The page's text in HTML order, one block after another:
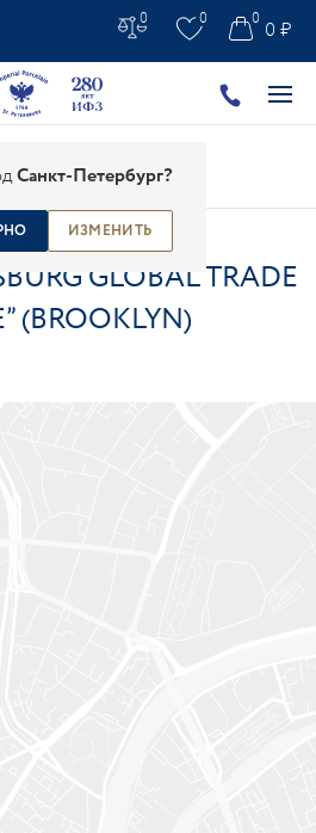
Санкт-Петербург?
ИЗМЕНИТЬ
0 0 0 ₽
0
Global Trade House” (Brooklyn)
GLOBAL TRADE
(BROOKLYN)